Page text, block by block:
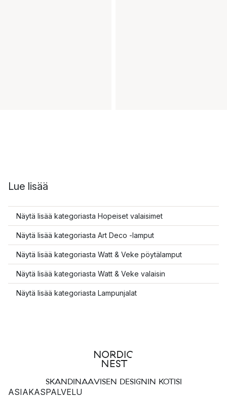
Lue lisää
Näytä lisää kategoriasta Hopeiset valaisimet
Näytä lisää kategoriasta Art Deco -lamput
Näytä lisää kategoriasta Watt & Veke pöytälamput
Näytä lisää kategoriasta Watt & Veke valaisin
Näytä lisää kategoriasta Lampunjalat
SKANDINAAVISEN DESIGNIN KOTISI
ASIAKASPALVELU